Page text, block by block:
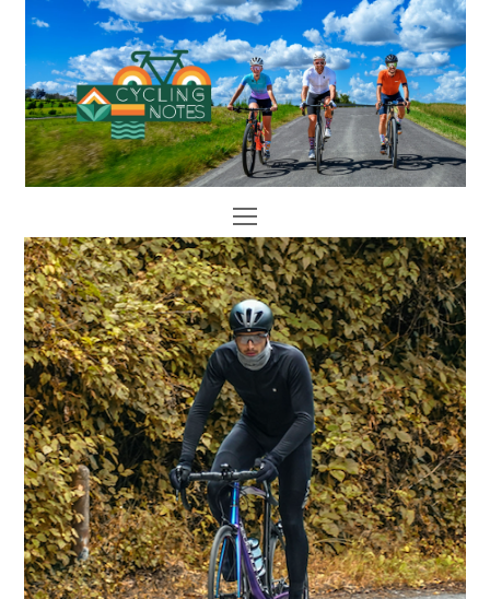
Open
Mobile
Menu